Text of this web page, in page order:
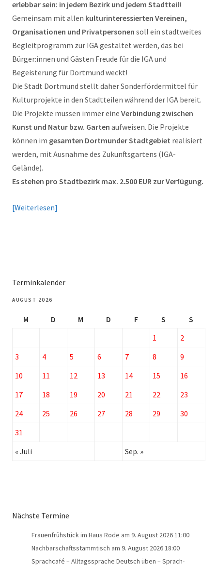
erlebbar sein: in jedem Bezirk und jedem Stadtteil!
Gemeinsam mit allen kulturinteressierten Vereinen,
Organisationen und Privatpersonen soll ein stadtweites
Begleitprogramm zur IGA gestaltet werden, das bei
Bürger:innen und Gästen Freude für die IGA und
Begeisterung für Dortmund weckt!
Die Stadt Dortmund stellt daher Sonderfördermittel für
Kulturprojekte in den Stadtteilen während der IGA bereit.
Die Projekte müssen immer eine Verbindung zwischen
Kunst und Natur bzw. Garten aufweisen. Die Projekte
können im gesamten Dortmunder Stadtgebiet realisiert
werden, mit Ausnahme des Zukunftsgartens (IGA-
Gelände).
Es stehen pro Stadtbezirk max. 2.500 EUR zur Verfügung.
Weiterlesen
Terminkalender
AUGUST 2026
M D M D F S
S
1
2
3
4 5 6 7 8
9
10
11 12 13 14 15
16
17
18 19 20 21 22
23
24
25 26 27 28 29
30
31
« Juli
Sep. »
Nächste Termine
Frauenfrühstück im Haus Rode am 9. August 2026 11:00
Nachbarschaftsstammtisch am 9. August 2026 18:00
Sprachcafé – Alltagssprache Deutsch üben – Sprach-